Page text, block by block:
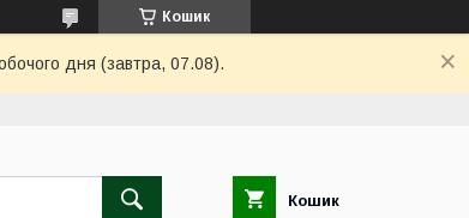
Кошик
дня (завтра, 07.08).
Кошик